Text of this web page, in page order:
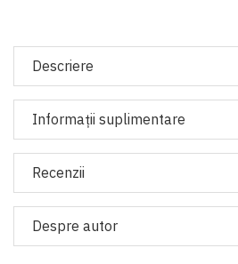
Descriere
Informaţii suplimentare
Recenzii
Despre autor